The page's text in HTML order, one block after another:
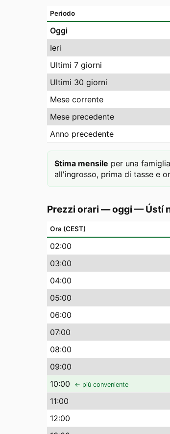
Periodo
Oggi
Ieri
Ultimi 7 giorni
Ultimi 30 giorni
Mese corrente
Mese precedente
Anno precedente
Stima mensile per una
all'ingrosso, prima di tasse e
Prezzi orari — oggi —Ústí
Ora (CEST)
02:00
03:00
04:00
05:00
06:00
07:00
08:00
09:00
10:00 ← più conveniente
11:00
12:00